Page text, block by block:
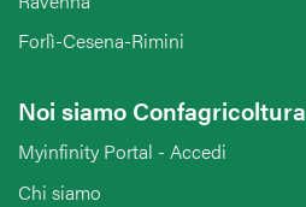
Forlì-Cesena-Rimini
Noi siamo Confagricoltura
Myinfinity Portal - Accedi
Chi siamo